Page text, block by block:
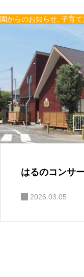
園からのお知らせ, 子育て
はるのコンサ
2026.03.05